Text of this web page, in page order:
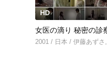
HD
女医の滴り 秘密の診
2001 / 日本 / 伊藤あず